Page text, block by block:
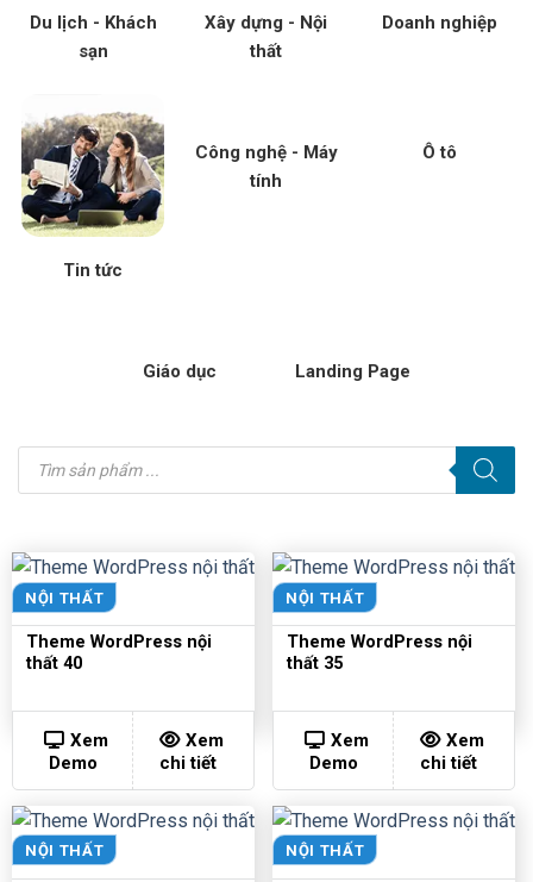
Du lịch - Khách
sạn
Xây dựng - Nội
thất
Doanh nghiệp
Tin tức
Công nghệ - Máy
tính
Ô tô
Giáo dục Landing Page
Tìm
kiếm
sản
NỘI THẤT
Theme WordPress nội
thất 40
Xem
Demo
Xem
chi tiết
NỘI THẤT
Theme WordPress nội
thất 35
Xem
Demo
Xem
chi tiết
NỘI THẤT NỘI THẤT